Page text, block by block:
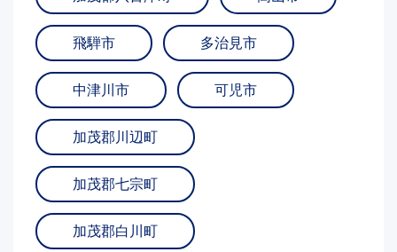
飛騨市 多治見市
中津川市 可児市
加茂郡川辺町
加茂郡七宗町
加茂郡白川町